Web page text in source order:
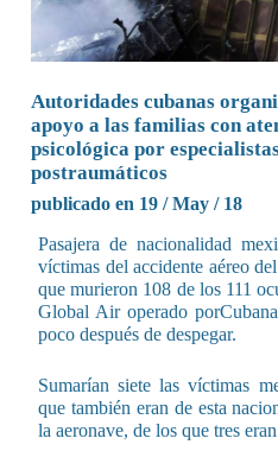
Autoridades cubanas
apoyo a las familias con
psicológica por
postraumáticos
publicado en 19 / May / 18
Pasajera de nacionalidad
víctimas del accidente aéreo
que murieron 108 de los 111
Global Air operado
poco después de despegar.
Sumarían siete las víctimas
que también eran de esta
la aeronave, de los que tres